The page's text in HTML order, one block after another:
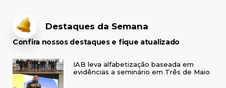
Destaques da Semana
Confira nossos destaques e fique atualizado
IAB leva alfabetização baseada em
evidências a seminário em Três de Maio